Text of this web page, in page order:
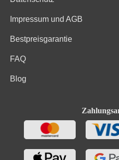
Impressum und AGB
Bestpreisgarantie
FAQ
Blog